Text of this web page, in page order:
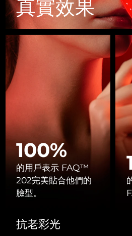
真實效果
100%
的用戶表示 FAQ™
202完美貼合他們的
臉型。
抗老彩光
Premium
LUNA™ 設備
All facial cleansing
面膜
Rejuvenation &
UFO™ 設備
All deep facial
issa™ Teeth
Dual LED + sonic
ISSA™ 設備
All silicone sonic
Luxurious clinical
FAQ™ P1
Manuka honey
FAQ™護膚品
All FAQ™ skincare
FAQ™產品
All anti-aging
Anti-aging neck &
FAQ™ 221
Anti-aging LED
FAQ™護膚品
All FAQ™ skincare
FAQ™產品
All LED treatments
Scalp recovery
FAQ™護膚品
All FAQ™ skincare
FAQ™產品
All hair treatments
Full-Spectrum
FAQ™ Red
FAQ™
All FAQ™ skincare
FAQ™
All toning
專業治療
PEACH™ 2
Professional IPL
PEACH™ 2
IPL hair removal
Travel-friendly IPL
身
BEAR™ 2
Microcurrent
LUNA™ 4
Massaging body
Firming body serum
痘肌護理
ESPADA™ 2
Recurring acne
Acne treatment
BEAR™ 2
Microcurrent line
Rejuvenating eye
KIWI™ derma
LUNA™ 4 hair
NEW
丹麥
愛沙尼亞
芬蘭
法國
法屬玻里尼西亞
德國
直布羅陀
希臘
中國香港特別行政區
匈牙利